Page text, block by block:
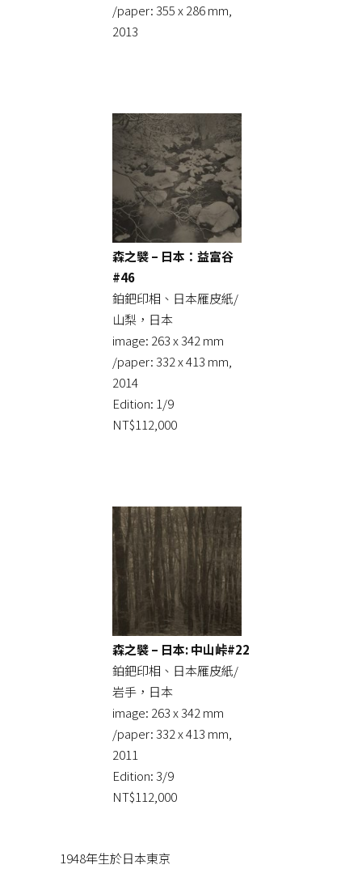
/paper: 355 x 286 mm,
2013
森之襞 – 日本：益富谷
#46
鉑鈀印相、日本雁皮紙/
山梨，日本
image: 263 x 342 mm
/paper: 332 x 413 mm,
2014
Edition: 1/9
NT$112,000
森之襞 – 日本: 中山峠#22
鉑鈀印相、日本雁皮紙/
岩手，日本
image: 263 x 342 mm
/paper: 332 x 413 mm,
2011
Edition: 3/9
NT$112,000
1948年生於日本東京